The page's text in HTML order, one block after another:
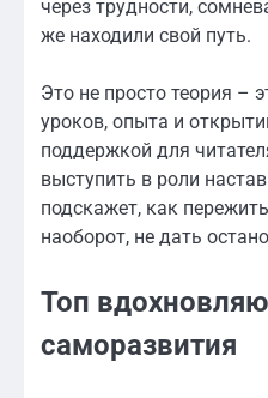
через трудности,
же находили свой путь.
Это не просто теория –
уроков, опыта и
поддержкой для
выступить в роли
подскажет, как
наоборот, не дать
Топ
саморазвития